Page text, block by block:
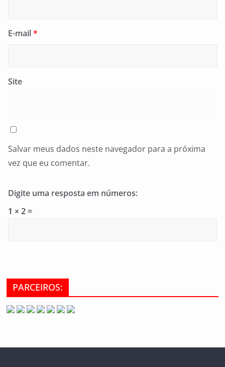
E-mail*
Site
Salvar meus dados neste navegador para a próxima
vez que eu comentar.
Digite uma resposta em números:
1 × 2 =
PARCEIROS: